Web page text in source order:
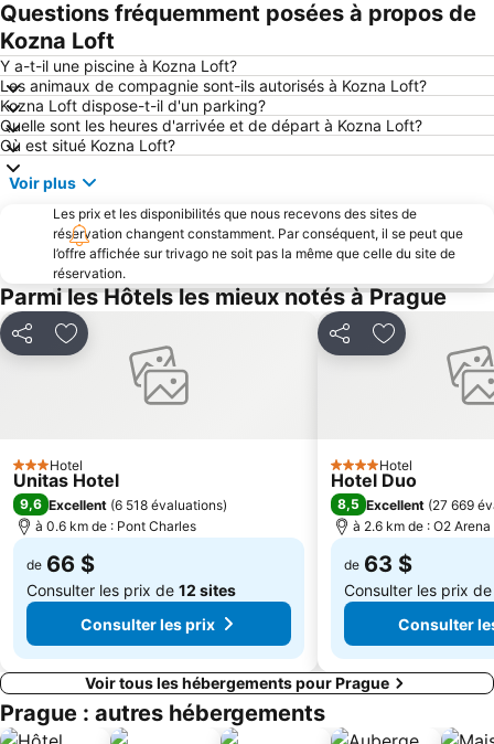
Place Venceslas
Nové Město
Sokol Malá Strana
Josefov ghetto juif
Florenc Bus Terminal
Smíchov railway station
Iron Gate
Žižkov
Smíchov
Lesser Town Bridge Towers
I.P.Pavlova Metro Station
Levý Hradec
Théâtre National
Kampa
Musée National
Prague Indoor Paintball
Vystaviste Letnany - PVA EXPO
Aquapalace Praha
The Life of Children under Emperor Franz Joseph I
Vyšehrad
Mairie avec Orloi
Church of St. Martin in the Wall
Synagogue espagnole
Monastère de Strahov
Monastère franciscain de l'église Saint-Jacob
Letná Park
The Rose Garden
Naplavka river bank
Questions fréquemment posées à propos de
Kozna Loft
Y a-t-il une piscine à Kozna Loft?
Les animaux de compagnie sont-ils autorisés à Kozna Loft?
Kozna Loft dispose-t-il d'un parking?
Quelle sont les heures d'arrivée et de départ à Kozna Loft?
Où est situé Kozna Loft?
Voir plus
Les prix et les disponibilités que nous recevons des sites de
réservation changent constamment. Par conséquent, il se peut que
l’offre affichée sur trivago ne soit pas la même que celle du site de
réservation.
Parmi les Hôtels les mieux notés à Prague
PartagerAjouter à mes favoris
3 Étoiles
Hotel
Unitas Hotel
9,6 Excellent (6 518 évaluations)
à 0.6 km de : Pont Charles
de 66 $
Consulter les prix de 12 sites
Consulter les prix
PartagerAjouter à
4 ÉtoilesHotel
Hotel Duo
8,5 Excellent (27 669
à 2.6 km de : O2 Arena
de 63 $
Consulter les prix
Consulter
Voir tous les hébergements pour Prague
Prague : autres hébergements